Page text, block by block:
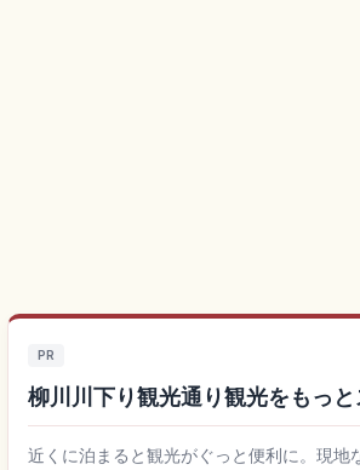
PR
柳川川下り観光通り観光をもっ
近くに泊まると観光がぐっと便利に。現地